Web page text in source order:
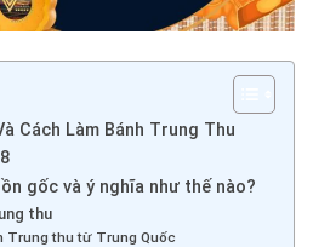
Cách Làm Bánh Trung Thu
gốc và ý nghĩa như thế nào?
thu
Trung thu từ Trung Quốc